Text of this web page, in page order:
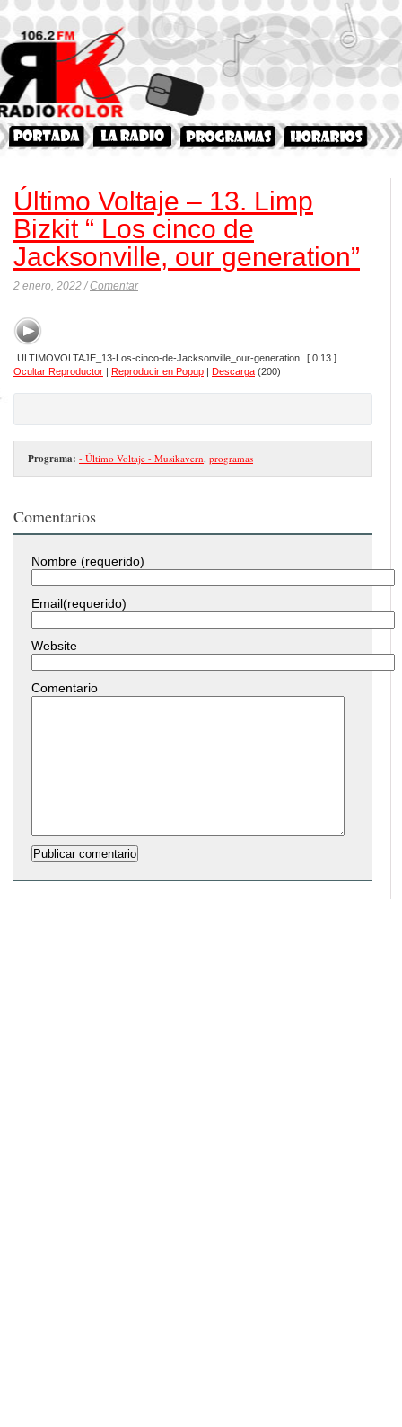
Último Voltaje – 13. Limp
Bizkit “ Los cinco de
Jacksonville, our generation”
2 enero, 2022 /Comentar
ULTIMOVOLTAJE_13-Los-cinco-de-Jacksonville_our-generation
[ 0:13 ]
Ocultar Reproductor | Reproducir en Popup | Descarga (200)
Programa: - Último Voltaje - Musikavern programas
Comentarios
Nombre (requerido)
Email(requerido)
Website
Comentario